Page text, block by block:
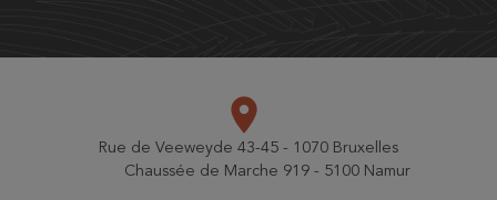
place
Rue de Veeweyde 43-45 - 1070 Bruxelles
Chaussée de Marche 919 - 5100 Namur